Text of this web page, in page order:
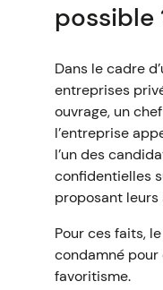
possible
Dans le cadre
entreprises
ouvrage, un
l’entreprise
l’un des
confidentielles
proposant leurs
Pour ces faits,
condamné
favoritisme.